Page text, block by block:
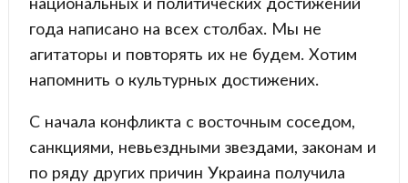
года написано на всех столбах. Мы не
агитаторы и повторять их не будем. Хотим
напомнить о культурных достижених.
С начала конфликта с восточным соседом,
санкциями, невьездными звездами, законам и
по ряду других причин Украина получила